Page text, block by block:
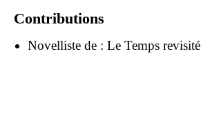
Contributions
Novelliste de : Le Temps revisité